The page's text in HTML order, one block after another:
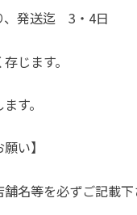
、発送迄 3・4日
じます。
す。
い】
名等を必ずご記載下